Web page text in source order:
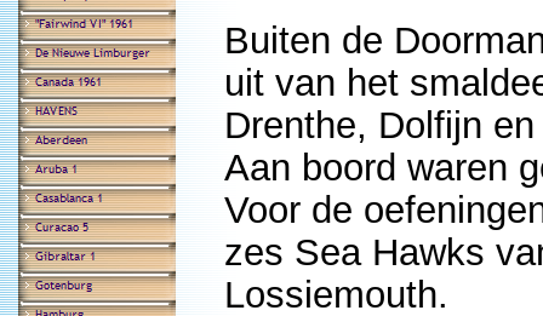
Buiten de
uit van het
Drenthe, Dolfijn
Aan boord waren
Voor de
zes Sea Hawks
Lossiemouth.